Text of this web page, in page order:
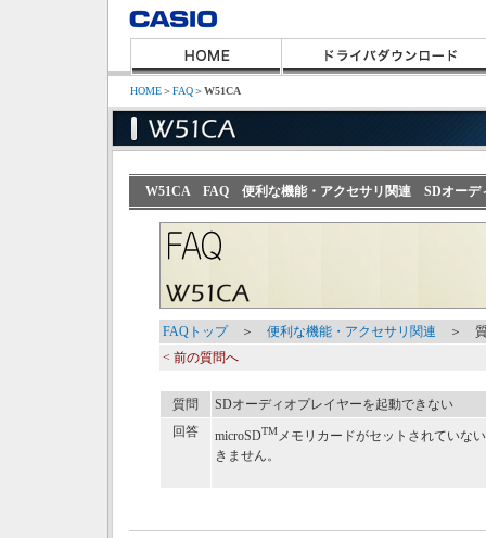
HOME＞FAQ＞W51CA
W51CA FAQ 便利な機能・アクセサリ関連 SDオーデ
FAQトップ＞ 便利な機能・アクセサリ関連 ＞ 質
< 前の質問へ
質問
SDオーディオプレイヤーを起動できない
回答
microSDTMメモリカードがセットされていな
きません。